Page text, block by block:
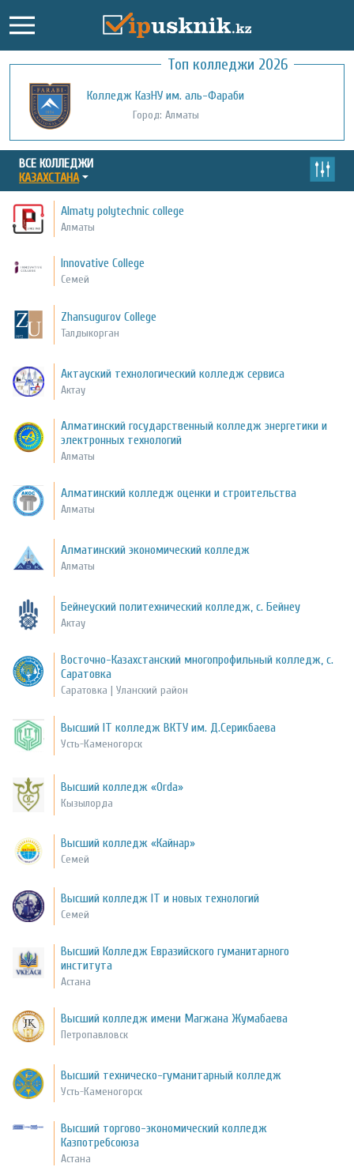
Топ колледжи 2026
Колледж КазНУ им. аль-Фараби
Город: Алматы
ВСЕ КОЛЛЕДЖИ
КАЗАХСТАНА
Almaty polytechnic college
Алматы
Innovative College
Семей
Zhansugurov College
Талдыкорган
Актауский технологический колледж сервиса
Актау
Алматинский государственный колледж энергетики и
электронных технологий
Алматы
Алматинский колледж оценки и строительства
Алматы
Алматинский экономический колледж
Алматы
Бейнеуский политехнический колледж, с. Бейнеу
Актау
Восточно-Казахстанский многопрофильный колледж, с.
Саратовка
Саратовка | Уланский район
Высший IT колледж ВКТУ им. Д.Серикбаева
Усть-Каменогорск
Высший колледж «Orda»
Кызылорда
Высший колледж «Кайнар»
Семей
Высший колледж IT и новых технологий
Семей
Высший Колледж Евразийского гуманитарного
института
Астана
Высший колледж имени Магжана Жумабаева
Петропавловск
Высший техническо-гуманитарный колледж
Усть-Каменогорск
Высший торгово-экономический колледж
Казпотребсоюза
Астана